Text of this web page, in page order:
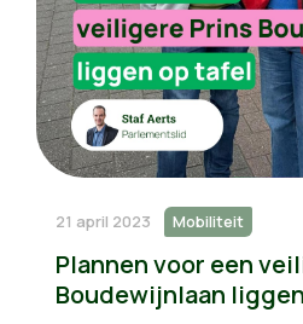
21 april 2023 Mobiliteit
Plannen voor een
Boudewijnlaan